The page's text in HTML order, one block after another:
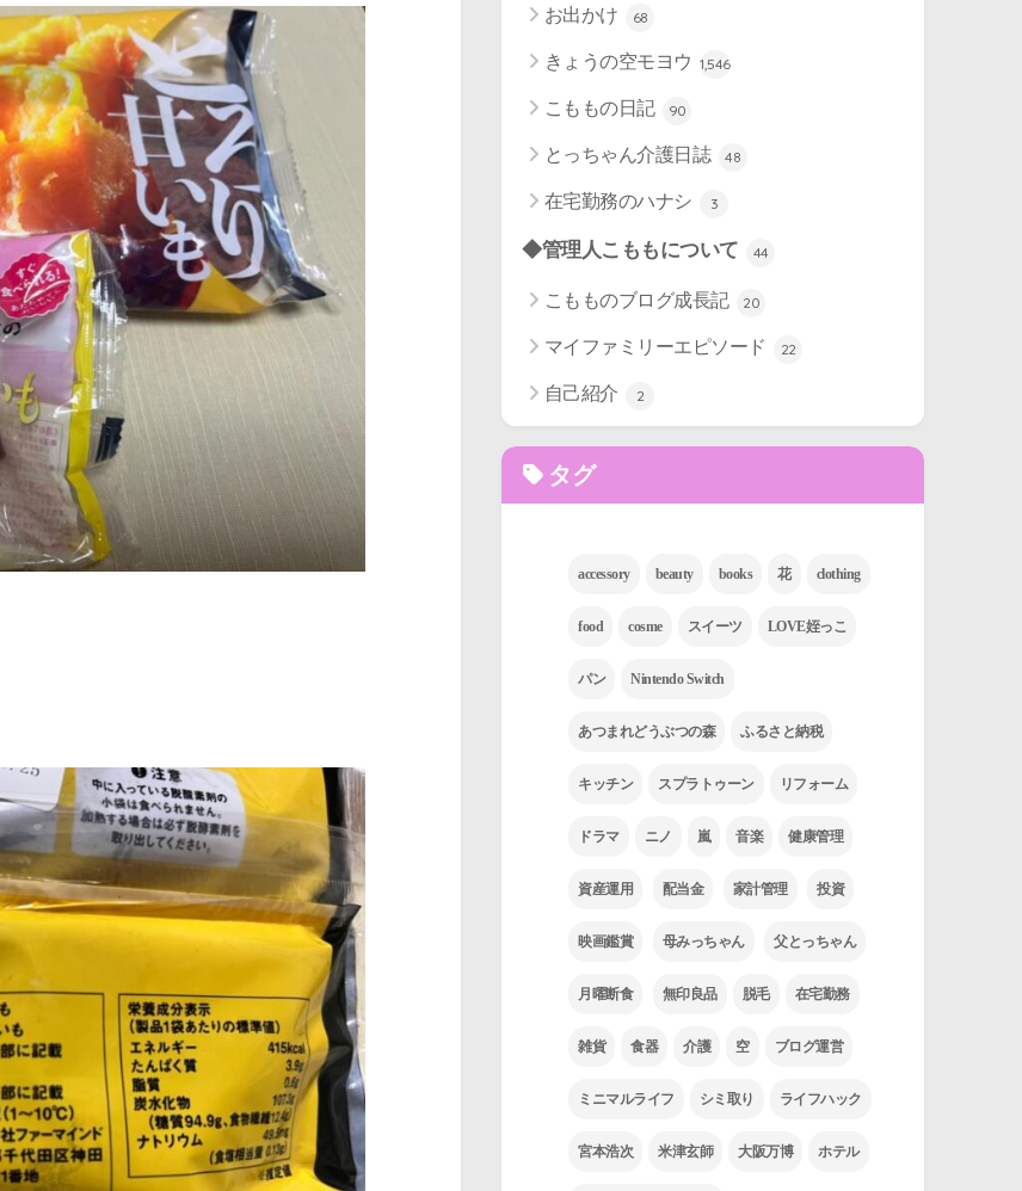
お出かけ 68
きょうの空モヨウ 1,546
こももの日記 90
とっちゃん介護日誌 48
在宅勤務のハナシ 3
◆管理人こももについて 44
こもものブログ成長記 20
マイファミリーエピソード 22
自己紹介 2
タグ
accessory beauty books 花 clothing
food cosme スイーツ LOVE姪っこ
パン Nintendo Switch
あつまれどうぶつの森 ふるさと納税
キッチン スプラトゥーン リフォーム
ドラマ ニノ 嵐 音楽 健康管理
資産運用 配当金 家計管理 投資
映画鑑賞 母みっちゃん 父とっちゃん
月曜断食 無印良品 脱毛 在宅勤務
雑貨 食器 介護 空 ブログ運営
ミニマルライフ シミ取り ライフハック
宮本浩次 米津玄師 大阪万博 ホテル